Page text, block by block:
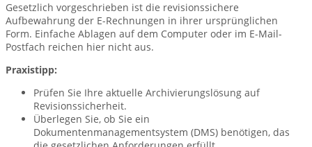
Gesetzlich vorgeschrieben ist die revisionssichere
Aufbewahrung der E-Rechnungen in ihrer ursprünglichen
Form. Einfache Ablagen auf dem Computer oder im E-Mail-
Postfach reichen hier nicht aus.
Praxistipp:
Prüfen Sie Ihre aktuelle Archivierungslösung auf
Revisionssicherheit.
Überlegen Sie, ob Sie ein
Dokumentenmanagementsystem (DMS) benötigen, das